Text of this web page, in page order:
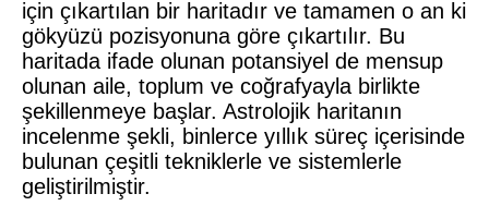
için çıkartılan bir haritadır ve tamamen o an ki
gökyüzü pozisyonuna göre çıkartılır. Bu
haritada ifade olunan potansiyel de mensup
olunan aile, toplum ve coğrafyayla birlikte
şekillenmeye başlar. Astrolojik haritanın
incelenme şekli, binlerce yıllık süreç içerisinde
bulunan çeşitli tekniklerle ve sistemlerle
geliştirilmiştir.